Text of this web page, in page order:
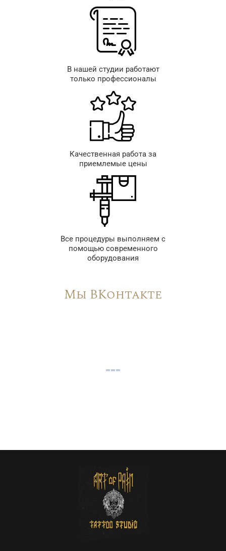
В нашей студии работают
только профессионалы
Качественная работа за
приемлемые цены
Все процедуры выполняем с
помощью современного
оборудования
Мы ВКонтакте